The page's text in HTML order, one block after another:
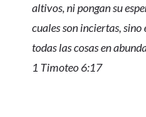
altivos, ni pongan su
cuales son inciertas, sino
todas las cosas en
1 Timoteo 6:17